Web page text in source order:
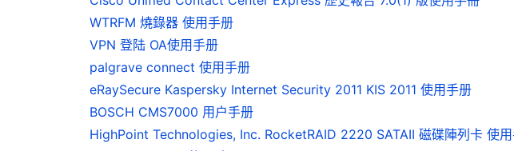
WTRFM 燒錄器 使用手册
VPN 登陆 OA使用手册
palgrave connect 使用手册
eRaySecure Kaspersky Internet Security 2011 KIS 2011 使用手册
BOSCH CMS7000 用户手册
HighPoint Technologies, Inc. RocketRAID 2220 SATAII 磁碟陣列卡 使